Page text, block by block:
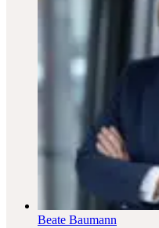
Beate Baumann